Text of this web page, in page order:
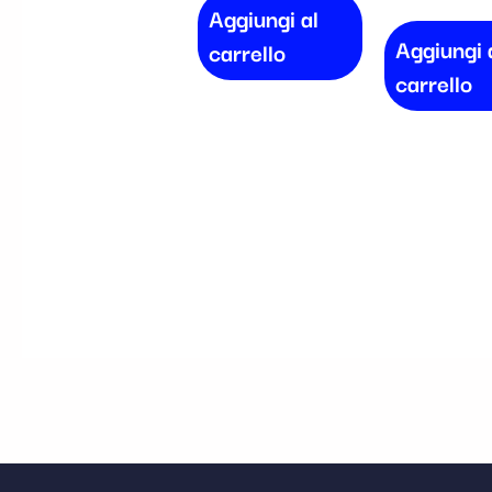
Aggiungi al
carrello
Aggiungi
carrello